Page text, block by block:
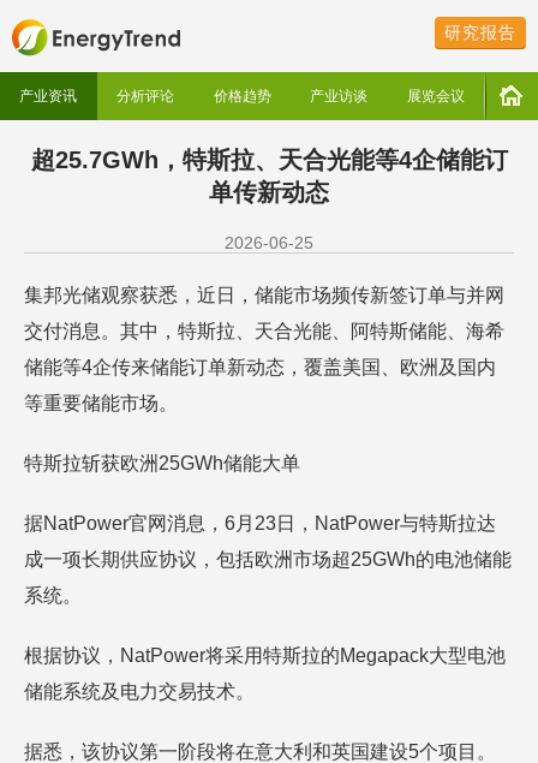
研究报告
产业资讯 分析评论 价格趋势 产业访谈 展览会议
超25.7GWh，特斯拉、天合光能等4企储能订
单传新动态
2026-06-25
集邦光储观察获悉，近日，储能市场频传新签订单与并网
交付消息。其中，特斯拉、天合光能、阿特斯储能、海希
储能等4企传来储能订单新动态，覆盖美国、欧洲及国内
等重要储能市场。
特斯拉斩获欧洲25GWh储能大单
据NatPower官网消息，6月23日，NatPower与特斯拉达
成一项长期供应协议，包括欧洲市场超25GWh的电池储能
系统。
根据协议，NatPower将采用特斯拉的Megapack大型电池
储能系统及电力交易技术。
据悉，该协议第一阶段将在意大利和英国建设5个项目。